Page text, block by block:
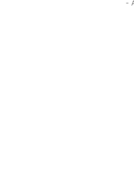
-